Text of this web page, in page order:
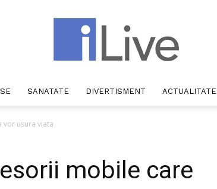
SANATATE DIVERTISMENT ACTUALITATE
vor usura viata
mobile care